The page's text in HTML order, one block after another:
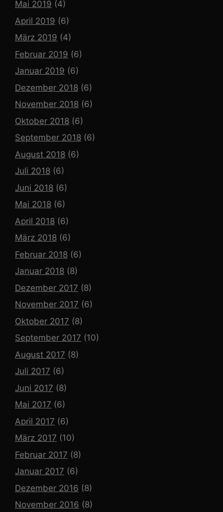
Mai 2019 (4)
April 2019 (6)
März 2019 (4)
Februar 2019 (6)
Januar 2019 (6)
Dezember 2018 (6)
November 2018 (6)
Oktober 2018 (6)
September 2018 (6)
August 2018 (6)
Juli 2018 (6)
Juni 2018 (6)
Mai 2018 (6)
April 2018 (6)
März 2018 (6)
Februar 2018 (6)
Januar 2018 (8)
Dezember 2017 (8)
November 2017 (6)
Oktober 2017 (8)
September 2017 (10)
August 2017 (8)
Juli 2017 (6)
Juni 2017 (8)
Mai 2017 (6)
April 2017 (6)
März 2017 (10)
Februar 2017 (8)
Januar 2017 (6)
Dezember 2016 (8)
November 2016 (8)